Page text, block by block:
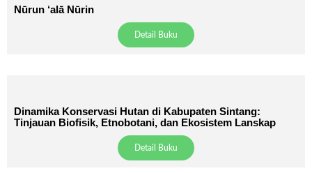
Nūrun ‘alā Nūrin
Detail Buku
Dinamika Konservasi Hutan di Kabupaten Sintang:
Tinjauan Biofisik, Etnobotani, dan Ekosistem Lanskap
Detail Buku